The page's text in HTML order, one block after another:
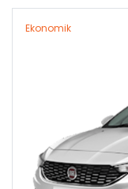
Ekonomik